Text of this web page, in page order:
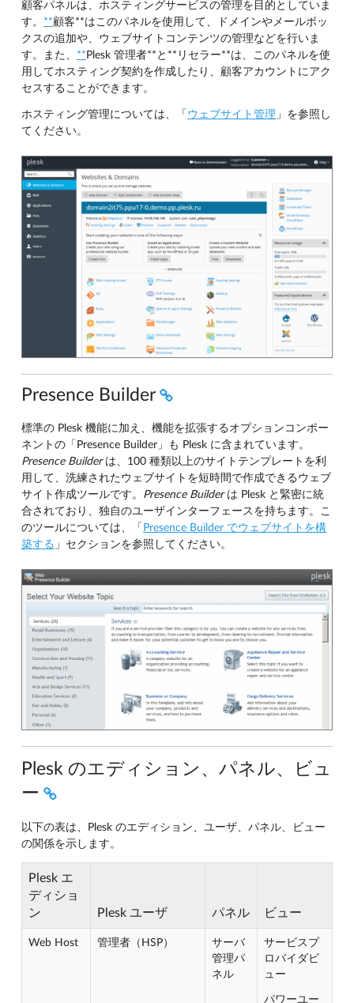
顧客パネルは、ホスティングサービスの管理を目的としていま
す。 **顧客**はこのパネルを使用して、ドメインやメールボッ
クスの追加や、ウェブサイトコンテンツの管理などを行いま
す。また、 ** Plesk 管理者**と**リセラー**は、このパネルを使
用してホスティング契約を作成したり、顧客アカウントにアク
セスすることができます。
ホスティング管理については、「 ウェブサイト管理 」を参照し
てください。
Presence Builder
標準の Plesk 機能に加え、機能を拡張するオプションコンポー
ネントの「Presence Builder」も Plesk に含まれています。
Presence Builderは、100 種類以上のサイトテンプレートを利
用して、洗練されたウェブサイトを短時間で作成できるウェブ
サイト作成ツールです。 Presence Builderは Plesk と緊密に統
合されており、独自のユーザインターフェースを持ちます。こ
のツールについては、「 Presence Builder でウェブサイトを構
築する 」セクションを参照してください。
Plesk のエディション、パネル、ビュ
ー
以下の表は、Plesk のエディション、ユーザ、パネル、ビュー
の関係を示します。
Plesk エ
ディショ
ン
Plesk ユーザ パネル ビュー
Web Host 管理者（HSP）
サーバ
管理パ
ネル
サービスプ
ロバイダビ
ュー
パワーユー